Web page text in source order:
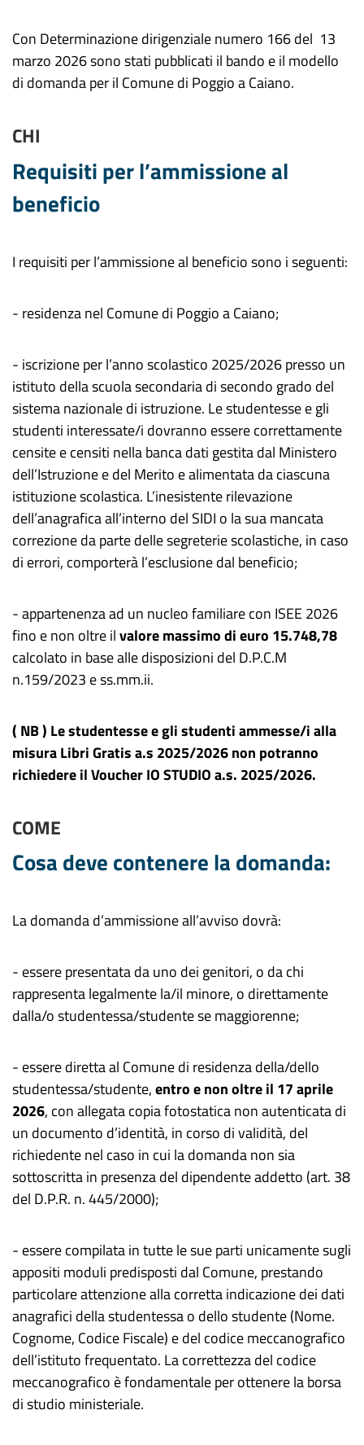
Con Determinazione dirigenziale numero 166 del 13
marzo 2026 sono stati pubblicati il bando e il modello
di domanda per il Comune di Poggio a Caiano.
CHI
Requisiti per l’ammissione al
beneficio
I requisiti per l’ammissione al beneficio sono i seguenti:
- residenza nel Comune di Poggio aCaiano;
- iscrizione per l’anno scolastico 2025/2026presso un
istituto della scuola secondaria di secondo grado del
sistema nazionale di istruzione. Le studentesse e gli
studenti interessate/i dovranno essere correttamente
censite e censiti nella banca dati gestita dal Ministero
dell’Istruzione e del Merito e alimentata da ciascuna
istituzione scolastica. L’inesistente rilevazione
dell’anagrafica all’interno del SIDI o la sua mancata
correzione da parte delle segreterie scolastiche, in caso
di errori, comporteràl’esclusione dal beneficio;
- appartenenza ad un nucleo familiare con ISEE2026
fino e non oltre ilvalore massimo di euro 15.748,78
calcolato in base alle disposizioni del D.P.C.M
n.159/2023 e ss.mm.ii.
( NB ) Le studentesse e gli studenti ammesse/i alla
misura Libri Gratis a.s 2025/2026 non potranno
richiedere ilVoucherIO STUDIO a.s. 2025/2026.
COME
Cosa deve contenere la domanda:
La domanda d’ammissione all’avviso dovrà:
- essere presentata da uno dei genitori, o da chi
rappresenta legalmente la/il minore, o direttamente
dalla/o studentessa/studente se maggiorenne;
- essere diretta al Comune di residenza della/dello
studentessa/studente,entro e non oltre il 17aprile
2026, con allegatacopia fotostatica non autenticata di
un documento d’identità, in corso di validità, del
richiedente nel caso in cui la domanda non sia
sottoscritta in presenza del dipendente addetto (art. 38
del D.P.R. n. 445/2000);
- essere compilata in tutte le sue parti unicamente sugli
appositi moduli predisposti dal Comune, prestando
particolare attenzione alla corretta indicazione dei dati
anagrafici della studentessa o dello studente (Nome.
Cognome, Codice Fiscale) e del codice meccanografico
dell’istituto frequentato. La correttezza del codice
meccanografico è fondamentale per ottenere la borsa
di studio ministeriale.